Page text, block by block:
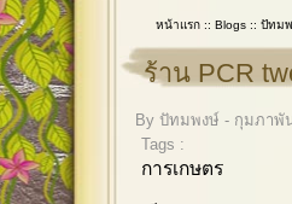
หน้าแรก :: Blogs :: ปัทม
ร้าน PCR
By ปัทมพงษ์ - กุมภาพั
Tags :
การเกษตร